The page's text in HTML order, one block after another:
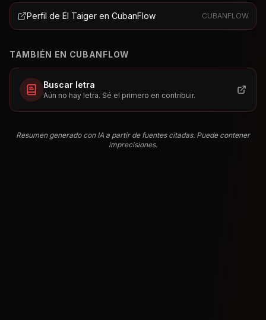
Perfil de El Taiger en CubanFlow CUBANFLOW
TAMBIÉN EN CUBANFLOW
Buscar letra
Aún no hay letra. Sé el primero en contribuir.
Resumen generado con IA a partir de fuentes citadas. Puede contener
imprecisiones.